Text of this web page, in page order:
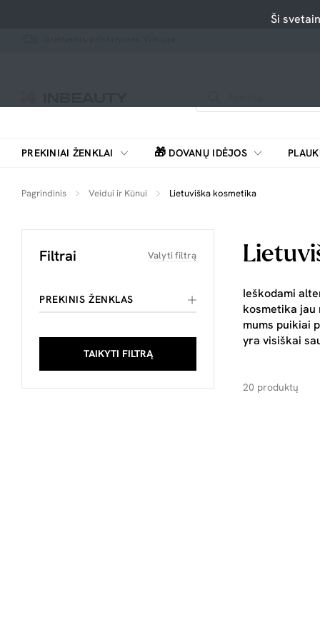
PREKINIAI ŽENKLAI 🎁 DOVANŲ IDĖJOS
Pagrindinis Veidui ir Kūnui Lietuviška kosmetika
Filtrai Valyti filtrą
PREKINIS ŽENKLAS
TAIKYTI FILTRĄ
Ieškodami
kosmetika jau
mums puikiai
yra visiškai
20 produktų
Ši